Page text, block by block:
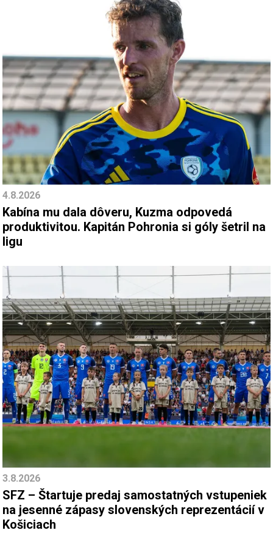
4.8.2026
Kabína mu dala dôveru, Kuzma odpovedá
produktivitou. Kapitán Pohronia si góly šetril na
ligu
3.8.2026
SFZ – Štartuje predaj samostatných vstupeniek
na jesenné zápasy slovenských reprezentácií v
Košiciach